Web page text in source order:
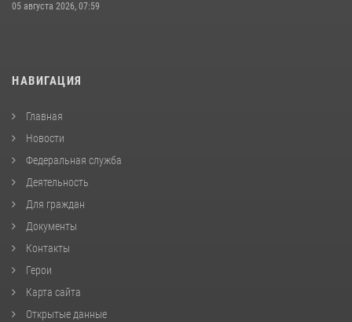
05 августа 2026, 07:59
НАВИГАЦИЯ
Главная
Новости
Федеральная служба
Деятельность
Для граждан
Документы
Контакты
Герои
Карта сайта
Открытые данные